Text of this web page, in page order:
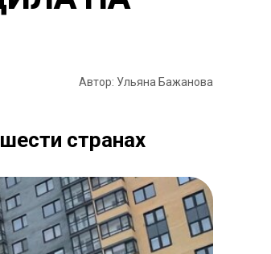
Автор: Ульяна Бажанова
странах